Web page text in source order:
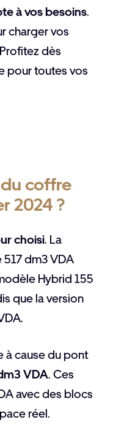
à vos besoins.
charger vos
dès
pour toutes vos
coffre
2024 ?
choisi. La
dm3 VDA
Hybrid 155
que la version
à cause du pont
VDA. Ces
avec des blocs
réel.